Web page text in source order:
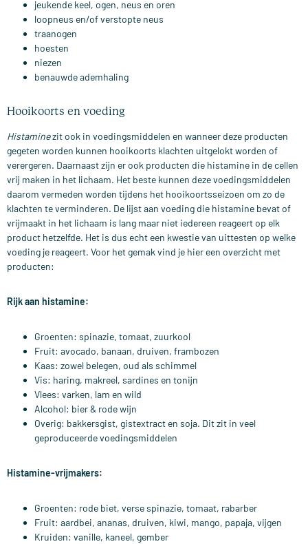
jeukende keel, ogen, neus en oren
loopneus en/of verstopte neus
traanogen
hoesten
niezen
benauwde ademhaling
Hooikoorts en voeding
Histaminezit ook in voedingsmiddelen en wanneer deze producten
gegeten worden kunnen hooikoorts klachten uitgelokt worden of
verergeren. Daarnaast zijn er ook producten die histamine in de cellen
vrij maken in het lichaam. Het beste kunnen deze voedingsmiddelen
daarom vermeden worden tijdens het hooikoortsseizoen om zo de
klachten te verminderen. De lijst aan voeding die histamine bevat of
vrijmaakt in het lichaam is lang maar niet iedereen reageert op elk
product hetzelfde. Het is dus echt een kwestie van uittesten op welke
voeding je reageert. Voor het gemak vind je hier een overzicht met
producten:
Rijk aan histamine:
Groenten: spinazie, tomaat, zuurkool
Fruit: avocado, banaan, druiven, frambozen
Kaas: zowel belegen, oud als schimmel
Vis: haring, makreel, sardines en tonijn
Vlees: varken, lam en wild
Alcohol: bier & rode wijn
Overig: bakkersgist, gistextract en soja. Dit zit in veel
geproduceerde voedingsmiddelen
Histamine-vrijmakers:
Groenten: rode biet, verse spinazie, tomaat, rabarber
Fruit: aardbei, ananas, druiven, kiwi, mango, papaja, vijgen
Kruiden: vanille, kaneel, gember